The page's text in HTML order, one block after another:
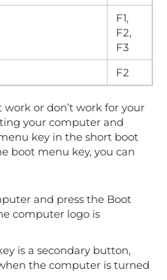
F1,
F2,
F3
F2
work or don’t work for your
your computer and
key in the short boot
boot menu key, you can
and press the Boot
computer logo is
is a secondary button,
the computer is turned